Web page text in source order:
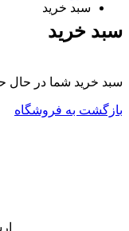
سبد خرید
سبد خرید
سبد خرید شما در حال
بازگشت به فروشگاه